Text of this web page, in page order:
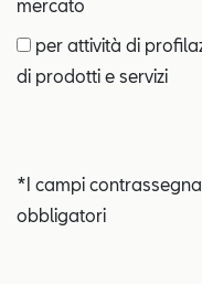
mercato
per attività di
di prodotti e servizi
*I campi
obbligatori